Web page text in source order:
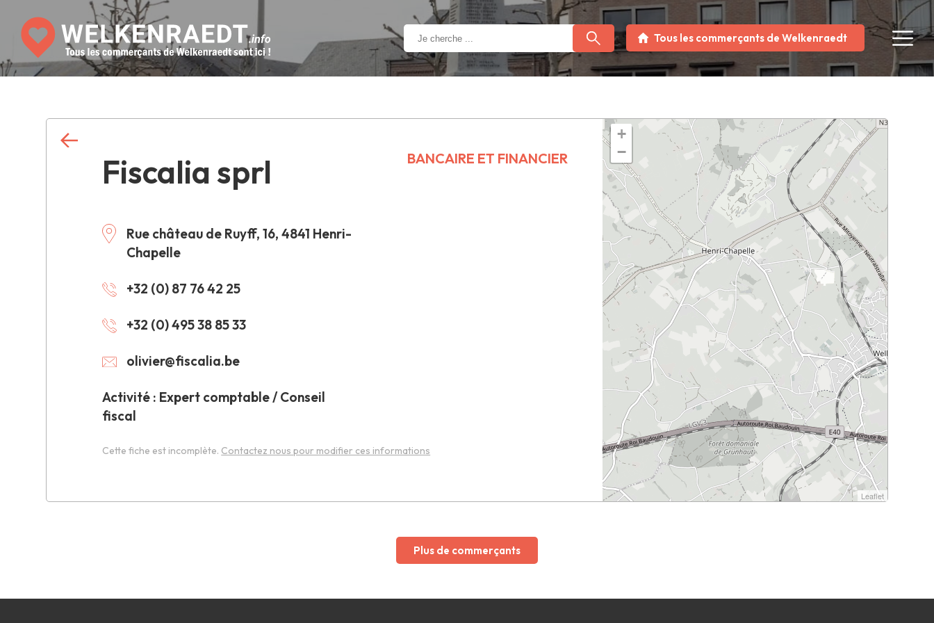
Tous les commerçants de Welkenraedt
Fiscalia sprl
Rue château de Ruyff, 16, 4841 Henri-
Chapelle
+32 (0) 87 76 42 25
+32 (0) 495 38 85 33
olivier@fiscalia.be
Activité : Expert comptable / Conseil
fiscal
BANCAIRE ET FINANCIER
Cette fiche est incomplète. Contactez nous pour modifier ces informations
+
−
Leaflet
Plus de commerçants